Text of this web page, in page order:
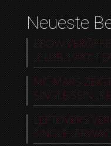
Neueste
EBOW
„CLUB 1990“
MC MARS
SINGLE SEIN
LEFTOVERS
SINGLE